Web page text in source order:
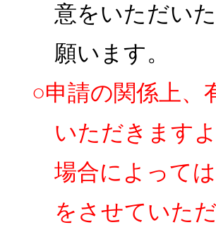
意をいただい
願います。
○申請の関係上、
いただきます
場合によって
をさせていた